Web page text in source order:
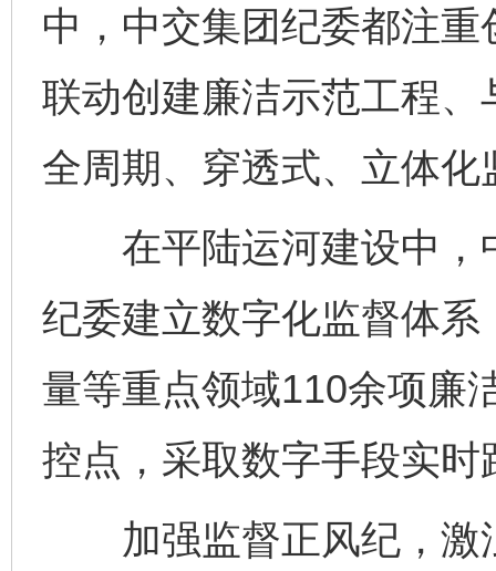
中，中交集团纪委都注
联动创建廉洁示范工程、
全周期、穿透式、立体
在平陆运河建设中，
纪委建立数字化监督体
量等重点领域110余项廉
控点，采取数字手段实
加强监督正风纪，激